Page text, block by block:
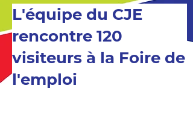
L'équipe du CJE
rencontre 120
visiteurs à la Foire de
l'emploi